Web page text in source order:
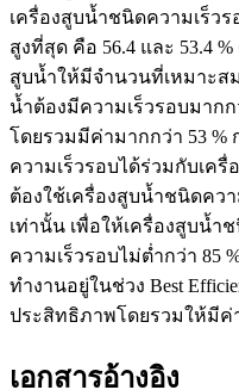
เครื่องสูบน้ำชนิดความเร็ว
สูงที่สุด คือ 56.4 และ 53.4
สูบน้ำให้มีจำนวนที่เหมาะส
น้ำต้องมีความเร็วรอบมาก
โดยรวมมีค่ามากกว่า 53 %
ความเร็วรอบได้ร่วมกับเค
ต้องใช้เครื่องสูบน้ำชนิดควา
เท่านั้น เพื่อให้เครื่องสูบน้ำ
ความเร็วรอบไม่ต่ำกว่า 85
ทำงานอยู่ในช่วง Best
ประสิทธิภาพโดยรวมให้มีค่
เอกสารอ้างอิง